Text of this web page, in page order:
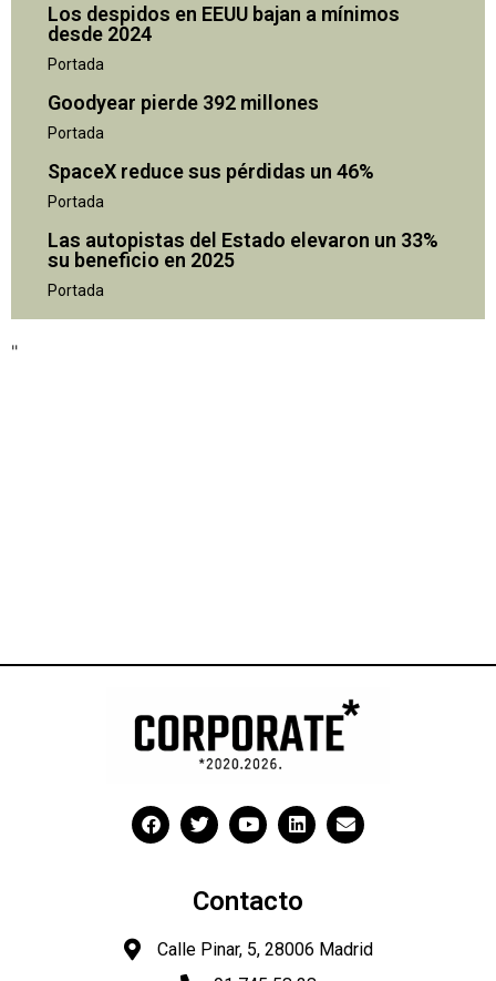
Los despidos en EEUU bajan a mínimos
desde 2024
Portada
Goodyear pierde 392 millones
Portada
SpaceX reduce sus pérdidas un 46%
Portada
Las autopistas del Estado elevaron un 33%
su beneficio en 2025
Portada
"
Contacto
Calle Pinar, 5, 28006 Madrid